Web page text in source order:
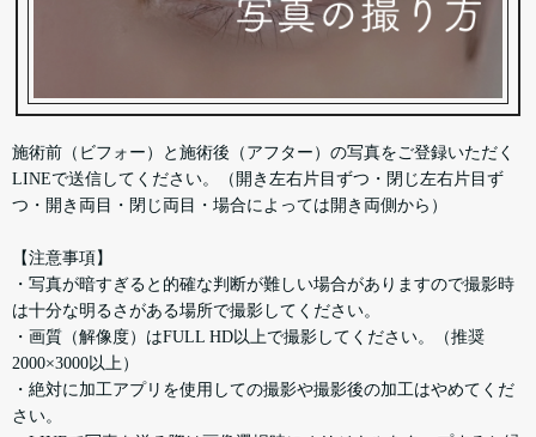
施術前（ビフォー）と施術後（アフター）の写真をご登録いただく
LINEで送信してください。（開き左右片目ずつ・閉じ左右片目ず
つ・開き両目・閉じ両目・場合によっては開き両側から）
【注意事項】
・写真が暗すぎると的確な判断が難しい場合がありますので撮影時
は十分な明るさがある場所で撮影してください。
・画質（解像度）はFULL HD以上で撮影してください。（推奨
2000×3000以上）
・絶対に加工アプリを使用しての撮影や撮影後の加工はやめてくだ
さい。